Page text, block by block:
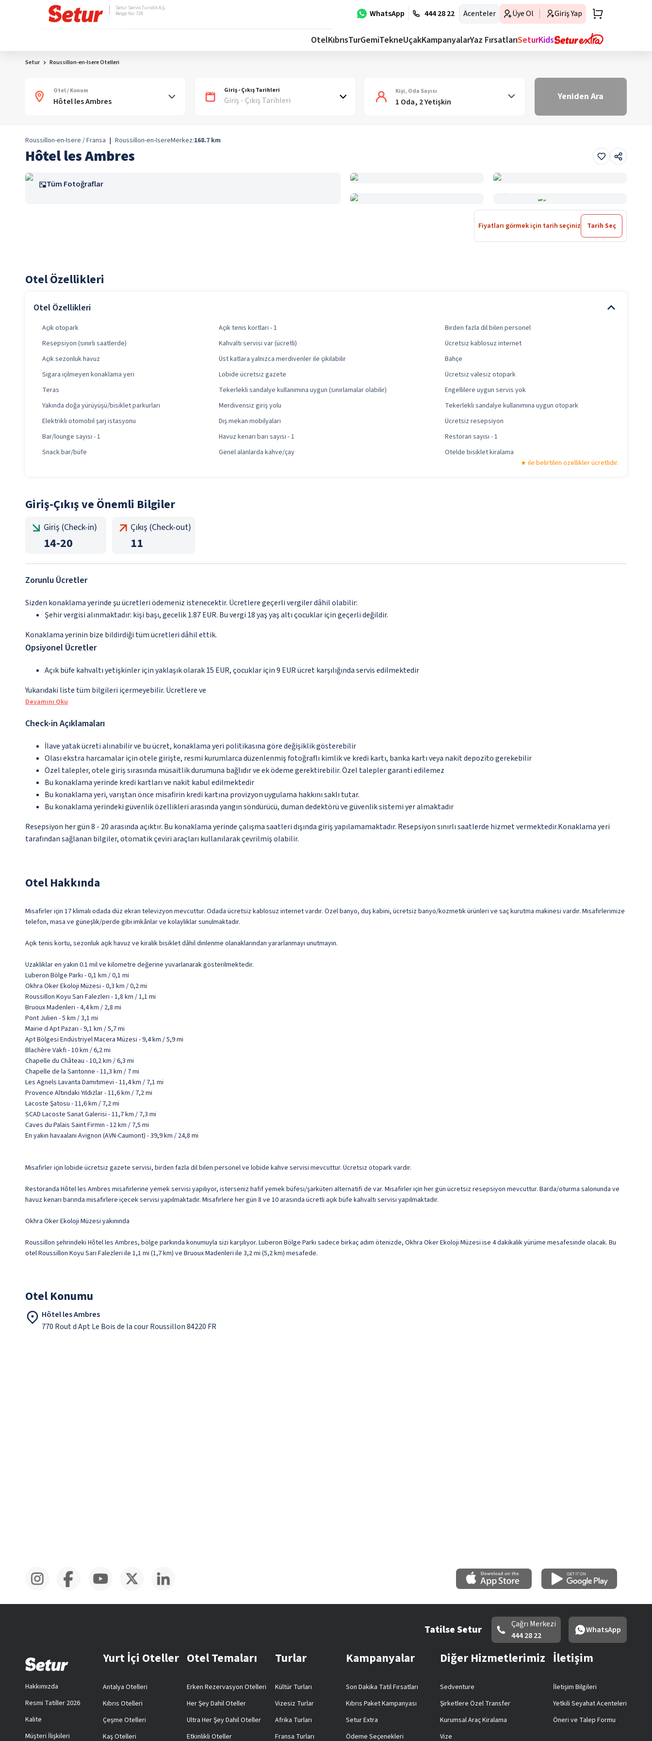
WhatsApp 444 28 22 Acenteler Üye Ol Giriş Yap
Setur Servis Turistik A.Ş.
Belge No: 728
OtelKıbrısTurGemiTekneUçakKampanyalarYaz FırsatlarıSeturKids
Setur Roussillon-en-Isere Otelleri
Otel / Konum Giriş - Çıkış Tarihleri
Giriş - Çıkış Tarihleri
Kişi, Oda Sayısı
1 Oda, 2 Yetişkin Yeniden Ara
Roussillon-en-Isere / Fransa | Roussillon-en-IsereMerkez:168.7 km
Hôtel les Ambres
Tüm Fotoğraflar
Fiyatları görmek için tarih seçiniz Tarih Seç
Otel Özellikleri
Otel Özellikleri
Açık otopark Açık tenis kortları - 1
Birden fazla dil bilen personel
Resepsiyon (sınırlı saatlerde)
Kahvaltı servisi var (ücretli)
Ücretsiz kablosuz internet
Açık sezonluk havuz
Üst katlara yalnızca merdivenler ile çıkılabilir
Bahçe
Sigara içilmeyen konaklama yeri
Lobide ücretsiz gazete
Ücretsiz valesiz otopark
Teras
Tekerlekli sandalye kullanımına uygun (sınırlamalar olabilir)
Engellilere uygun servis yok
Yakında doğa yürüyüşü/bisiklet parkurları
Merdivensiz giriş yolu
Tekerlekli sandalye kullanımına uygun otopark
Elektrikli otomobil şarj istasyonu
Dış mekan mobilyaları
Ücretsiz resepsiyon
Bar/lounge sayısı - 1
Havuz kenarı barı sayısı - 1
Restoran sayısı - 1
Snack bar/büfe
Genel alanlarda kahve/çay
Otelde bisiklet kiralama
ile belirtilen özellikler ücretlidir.
Giriş-Çıkış ve Önemli Bilgiler
Giriş (Check-in)
14-20
Çıkış (Check-out)
11
Zorunlu Ücretler
Sizden konaklama yerinde şu ücretleri ödemeniz istenecektir. Ücretlere geçerli vergiler dâhil olabilir:
Şehir vergisi alınmaktadır: kişi başı, gecelik 1.87 EUR. Bu vergi 18 yaş yaş altı çocuklar için geçerli değildir.
Konaklama yerinin bize bildirdiği tüm ücretleri dâhil ettik.
Opsiyonel Ücretler
Açık büfe kahvaltı yetişkinler için yaklaşık olarak 15 EUR, çocuklar için 9 EUR ücret karşılığında servis edilmektedir
Yukarıdaki liste tüm bilgileri içermeyebilir. Ücretlere ve
Devamını Oku
Check-in Açıklamaları
İlave yatak ücreti alınabilir ve bu ücret, konaklama yeri politikasına göre değişiklik gösterebilir
Olası ekstra harcamalar için otele girişte, resmi kurumlarca düzenlenmiş fotoğraflı kimlik ve kredi kartı, banka kartı veya nakit depozito gerekebilir
Özel talepler, otele giriş sırasında müsaitlik durumuna bağlıdır ve ek ödeme gerektirebilir. Özel talepler garanti edilemez
Bu konaklama yerinde kredi kartları ve nakit kabul edilmektedir
Bu konaklama yeri, varıştan önce misafirin kredi kartına provizyon uygulama hakkını saklı tutar.
Bu konaklama yerindeki güvenlik özellikleri arasında yangın söndürücü, duman dedektörü ve güvenlik sistemi yer almaktadır
Resepsiyon her gün 8 - 20 arasında açıktır. Bu konaklama yerinde çalışma saatleri dışında giriş yapılamamaktadır. Resepsiyon sınırlı saatlerde hizmet vermektedir.Konaklama yeri
tarafından sağlanan bilgiler, otomatik çeviri araçları kullanılarak çevrilmiş olabilir.
Otel Hakkında
Misafirler için 17 klimalı odada düz ekran televizyon mevcuttur. Odada ücretsiz kablosuz internet vardır. Özel banyo, duş kabini, ücretsiz banyo/kozmetik ürünleri ve saç kurutma makinesi vardır. Misafirlerimize
telefon, masa ve güneşlik/perde gibi imkânlar ve kolaylıklar sunulmaktadır.
Açık tenis kortu, sezonluk açık havuz ve kiralık bisiklet dâhil dinlenme olanaklarından yararlanmayı unutmayın.
Uzaklıklar en yakın 0.1 mil ve kilometre değerine yuvarlanarak gösterilmektedir.
Luberon Bölge Parkı - 0,1 km / 0,1 mi
Okhra Oker Ekoloji Müzesi - 0,3 km / 0,2 mi
Roussillon Koyu Sarı Falezleri - 1,8 km / 1,1 mi
Bruoux Madenleri - 4,4 km / 2,8 mi
Pont Julien - 5 km / 3,1 mi
Mairie d Apt Pazarı - 9,1 km / 5,7 mi
Apt Bölgesi Endüstriyel Macera Müzesi - 9,4 km / 5,9 mi
Blachère Vakfı - 10 km / 6,2 mi
Chapelle du Château - 10,2 km / 6,3 mi
Chapelle de la Santonne - 11,3 km / 7 mi
Les Agnels Lavanta Damıtımevi - 11,4 km / 7,1 mi
Provence Altındaki Yıldızlar - 11,6 km / 7,2 mi
Lacoste Şatosu - 11,6 km / 7,2 mi
SCAD Lacoste Sanat Galerisi - 11,7 km / 7,3 mi
Caves du Palais Saint Firmin - 12 km / 7,5 mi
En yakın havaalanı Avignon (AVN-Caumont) - 39,9 km / 24,8 mi
Misafirler için lobide ücretsiz gazete servisi, birden fazla dil bilen personel ve lobide kahve servisi mevcuttur. Ücretsiz otopark vardır.
Restoranda Hôtel les Ambres misafirlerine yemek servisi yapılıyor, isterseniz hafif yemek büfesi/şarküteri alternatifi de var. Misafirler için her gün ücretsiz resepsiyon mevcuttur. Barda/oturma salonunda ve
havuz kenarı barında misafirlere içecek servisi yapılmaktadır. Misafirlere her gün 8 ve 10 arasında ücretli açık büfe kahvaltı servisi yapılmaktadır.
Okhra Oker Ekoloji Müzesi yakınında
Roussillon şehrindeki Hôtel les Ambres, bölge parkında konumuyla sizi karşılıyor. Luberon Bölge Parkı sadece birkaç adım ötenizde, Okhra Oker Ekoloji Müzesi ise 4 dakikalık yürüme mesafesinde olacak. Bu
otel Roussillon Koyu Sarı Falezleri ile 1,1 mi (1,7 km) ve Bruoux Madenleri ile 3,2 mi (5,2 km) mesafede.
Otel Konumu
Hôtel les Ambres
770 Rout d Apt Le Bois de la cour Roussillon 84220 FR
Tatilse Setur
Çağrı Merkezi
444 28 22
WhatsApp
Hakkımızda
Resmi Tatiller 2026
Kalite
Müşteri İlişkileri
Yurt İçi Oteller
Antalya Otelleri
Kıbrıs Otelleri
Çeşme Otelleri
Kaş Otelleri
Otel Temaları
Erken Rezervasyon Otelleri
Her Şey Dahil Oteller
Ultra Her Şey Dahil Oteller
Etkinlikli Oteller
Turlar
Kültür Turları
Vizesiz Turlar
Afrika Turları
Fransa Turları
Kampanyalar
Son Dakika Tatil Fırsatları
Kıbrıs Paket Kampanyası
Setur Extra
Ödeme Seçenekleri
Diğer Hizmetlerimiz
Sedventure
Şirketlere Özel Transfer
Kurumsal Araç Kiralama
Vize
İletişim
İletişim Bilgileri
Yetkili Seyahat Acenteleri
Öneri ve Talep Formu